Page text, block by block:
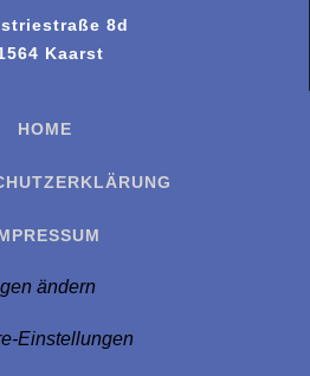
8d
Kaarst
HOME
ändern
Einstellungen